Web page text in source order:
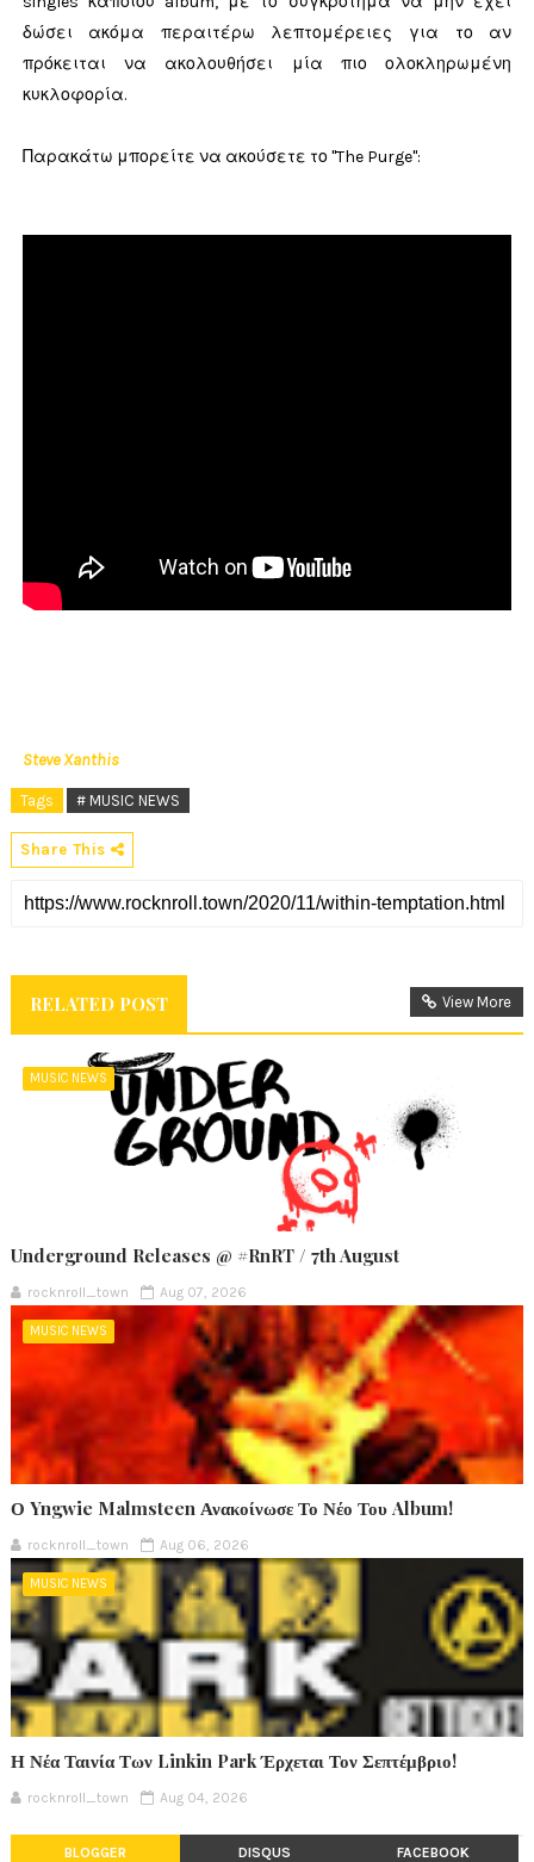
δώσει ακόμα περαιτέρω λεπτομέρειες για το αν
πρόκειται να ακολουθήσει μία πιο ολοκληρωμένη
κυκλοφορία.
Παρακάτω μπορείτε να ακούσετε το "The Purge":
Steve Xanthis
Tags # MUSIC NEWS
Share This
RELATED POST View More
MUSIC NEWS
Underground Releases @ #RnRT / 7th August
rocknroll_town Aug 07, 2026
MUSIC NEWS
Ο Yngwie Malmsteen Ανακοίνωσε Το Νέο Του Album!
rocknroll_town Aug 06, 2026
MUSIC NEWS
Η Νέα Ταινία Των Linkin Park Έρχεται Τον Σεπτέμβριο!
rocknroll_town Aug 04, 2026
BLOGGER DISQUS FACEBOOK